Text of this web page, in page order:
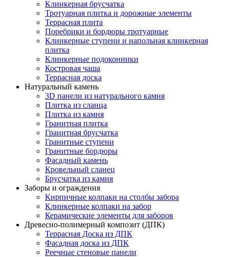
Клинкерная брусчатка
Тротуарная плитка и дорожные элементы
Террасная плита
Поребрики и бордюры тротуарные
Клинкерные ступени и напольная клинкерная
плитка
Клинкерные подоконники
Костровая чаша
Террасная доска
Натуральный камень
3D панели из натурального камня
Плитка из сланца
Плитка из камня
Гранитная плитка
Гранитная брусчатка
Гранитные ступени
Гранитные бордюры
Фасадный камень
Кровельный сланец
Брусчатка из камня
Заборы и ограждения
Кирпичные колпаки на столбы забора
Клинкерные колпаки на забор
Керамические элементы для заборов
Древесно-полимерный композит (ДПК)
Террасная Доска из ДПК
Фасадная доска из ДПК
Реечные стеновые панели